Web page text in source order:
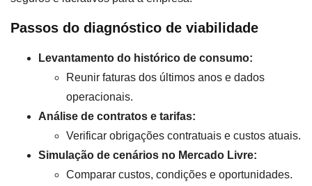
Passos do diagnóstico de viabilidade
Levantamento do histórico de consumo:
Reunir faturas dos últimos anos e dados
operacionais.
Análise de contratos e tarifas:
Verificar obrigações contratuais e custos atuais.
Simulação de cenários no Mercado Livre:
Comparar custos, condições e oportunidades.